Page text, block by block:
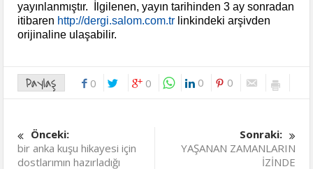
yayınlanmıştır. İlgilenen, yayın tarihinden 3 ay sonradan
itibaren http://dergi.salom.com.tr linkindeki arşivden
orijinaline ulaşabilir.
Paylaş 0 0 0 0
Önceki:
bir anka kuşu hikayesi için
dostlarımın hazırladığı
Sonraki:
YAŞANAN ZAMANLARIN
İZİNDE